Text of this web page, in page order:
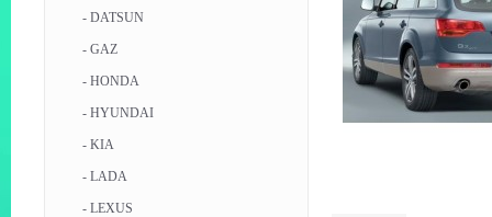
- DATSUN
- GAZ
- HONDA
- HYUNDAI
- KIA
- LADA
- LEXUS